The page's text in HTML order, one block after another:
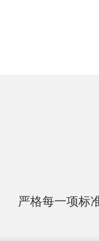
严格每一项标